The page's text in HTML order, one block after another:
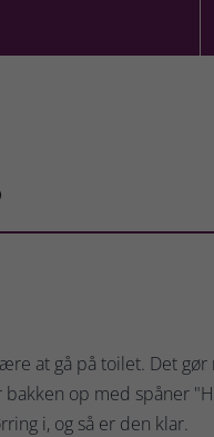
at gå på toilet. Det
op med spåner
i, og så er den klar.